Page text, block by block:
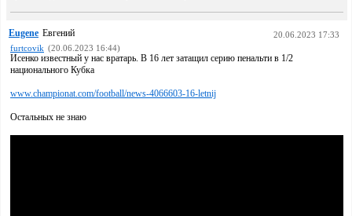
Eugene Евгений
20.06.2023 17:33
furtcovik (20.06.2023 16:44)
Исенко известный у нас вратарь. В 16 лет затащил серию пенальти в 1/2
национального Кубка
www.championat.com/football/news-4066603-16-letnij
Остальных не знаю